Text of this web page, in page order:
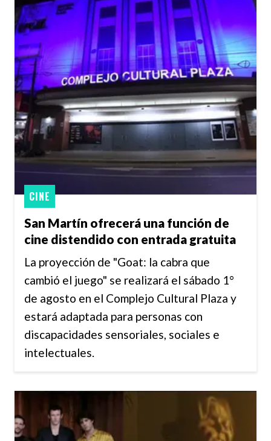
San Martín ofrecerá una función de
cine distendido con entrada gratuita
CINE
La proyección de "Goat: la cabra que
cambió el juego" se realizará el sábado 1°
de agosto en el Complejo Cultural Plaza y
estará adaptada para personas con
discapacidades sensoriales, sociales e
intelectuales.